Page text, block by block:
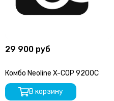
29 900 руб
Комбо Neoline X-COP 9200C
В корзину